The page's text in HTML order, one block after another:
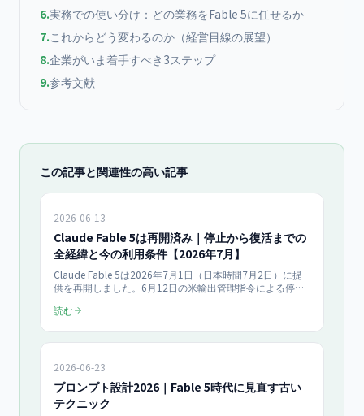
6.実務での使い分け：どの業務をFable 5に任せるか
7.これからどう変わるのか（経営目線の展望）
8.企業がいま着手すべき3ステップ
9.参考文献
この記事と関連性の高い記事
2026-06-13
Claude Fable 5は再開済み｜停止から復活までの
全経緯と今の利用条件【2026年7月】
Claude Fable 5は2026年7月1日（日本時間7月2日）に提
供を再開しました。6月12日の米輸出管理指令による停
は従量課金）まで、一次情報にもとづき時系列で整理しま
読む
2026-06-23
プロンプト設計2026｜Fable 5時代に見直す古い
テクニック